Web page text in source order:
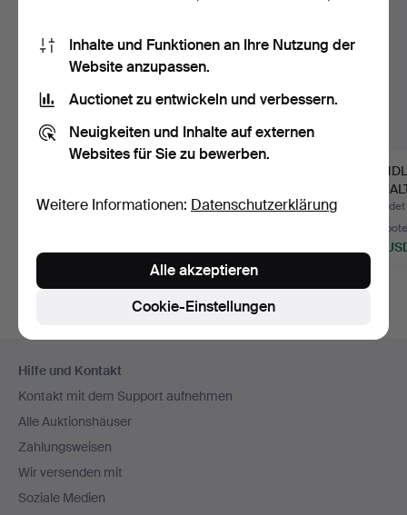
Beendet 30. Jul 2026
STÜCK, ZW…
Beendet 8. Jul 2026
UND
7 Gebote
132
Navigation
Hilfe und Kontakt
Kontakt mit dem Support aufnehmen
Alle Auktionshäuser
Zahlungsweisen
Wir versenden mit
Soziale Medien
Inhalte und Funktionen an Ihre Nutzung der
Website anzupassen.
Auctionet zu entwickeln und verbessern.
Neuigkeiten und Inhalte auf externen
Websites für Sie zu bewerben.
Weitere Informationen: Datenschutzerklärung
Cookie-Einstellungen
Alle akzeptieren